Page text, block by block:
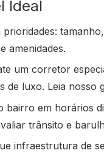
Ideal
prioridades:
amenidades.
um corretor
de luxo. Leia nosso
bairro em horários
trânsito e
infraestrutura de